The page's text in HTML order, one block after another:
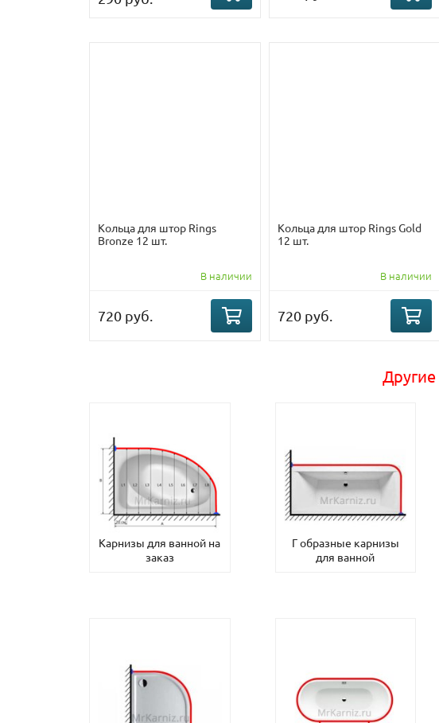
Кольца для штор Rings
Bronze 12 шт.
В наличии
720 руб.
Кольца для штор Rings Gold
12 шт.
В наличии
720 руб.
Карнизы для ванной на
заказ
Г образные карнизы
для ванной